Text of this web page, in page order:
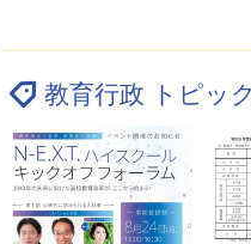
教育行政 トピッ